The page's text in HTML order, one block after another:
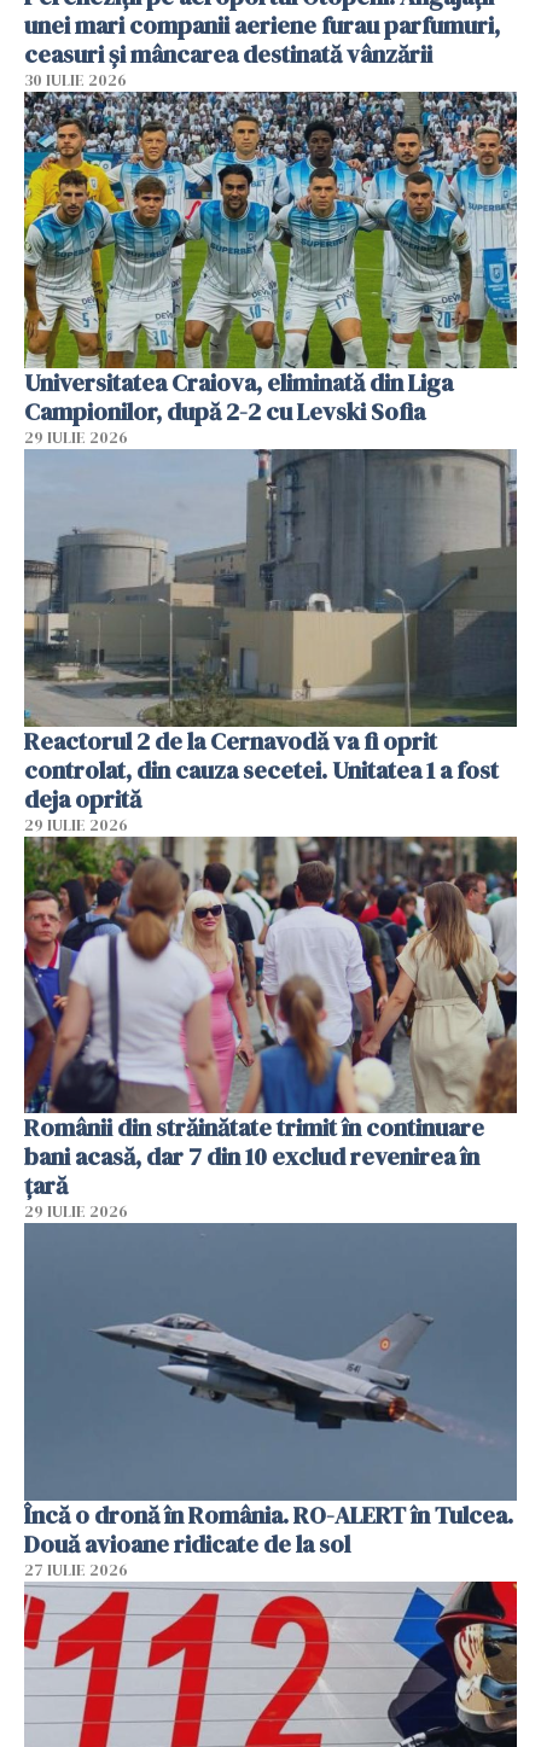
unei mari companii aeriene furau parfumuri,
ceasuri și mâncarea destinată vânzării
30 IULIE 2026
Universitatea Craiova, eliminată din Liga
Campionilor, după 2-2 cu Levski Sofia
29 IULIE 2026
Reactorul 2 de la Cernavodă va fi oprit
controlat, din cauza secetei. Unitatea 1 a fost
deja oprită
29 IULIE 2026
Românii din străinătate trimit în continuare
bani acasă, dar 7 din 10 exclud revenirea în
țară
29 IULIE 2026
Încă o dronă în România. RO-ALERT în Tulcea.
Două avioane ridicate de la sol
27 IULIE 2026